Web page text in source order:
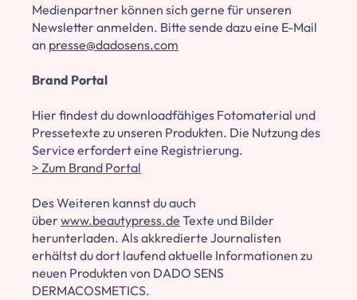
Medienpartner können sich gerne für unseren
Newsletter anmelden. Bitte sende dazu eine E-Mail
an presse@dadosens.com
Brand Portal
Hier findest du downloadfähiges Fotomaterial und
Pressetexte zu unseren Produkten. Die Nutzung des
Service erfordert eine Registrierung.
> Zum Brand Portal
Des Weiteren kannst du auch
überwww.beautypress.de Texte und Bilder
herunterladen. Als akkredierte Journalisten
erhältst du dort laufend aktuelle Informationen zu
neuen Produkten von DADO SENS
DERMACOSMETICS.